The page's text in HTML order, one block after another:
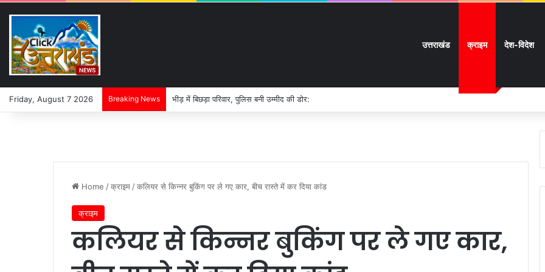
उत्तराखंड क्राइम देश-विदेश
Friday, August 7 2026 Breaking News भीड़ में बिछड़ा परिवार, पुलिस बनी उम्मीद की डोर:
Home /क्राइम /कलियर से किन्नर बुकिंग पर ले गए कार, बीच रास्ते में कर दिया कांड
क्राइम
कलियर से किन्नर बुकिंग पर ले गए कार,